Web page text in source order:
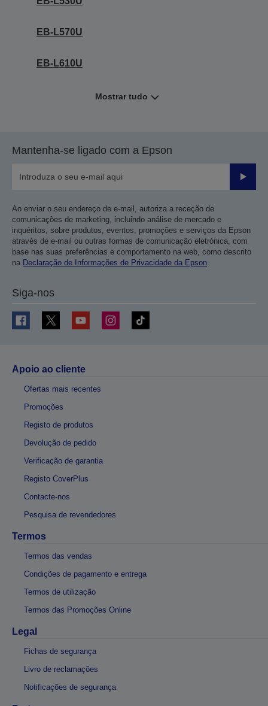
EB-L570U
EB-L610U
Mostrar tudo
Mantenha-se ligado com a Epson
Enviar
Ao enviar o seu endereço de e-mail, autoriza a receção de
comunicações de marketing, incluindo análise de mercado e
inquéritos, sobre produtos, eventos, promoções e serviços da Epson
através de e-mail ou outras formas de comunicação eletrónica, com
base nas suas preferências e comportamento na web, como descrito
na Declaração de Informações de Privacidade da Epson.
Siga-nos
Apoio ao cliente
Ofertas mais recentes
Promoções
Registo de produtos
Devolução de pedido
Verificação de garantia
Registo CoverPlus
Contacte-nos
Pesquisa de revendedores
Termos
Termos das vendas
Condições de pagamento e entrega
Termos de utilização
Termos das Promoções Online
Legal
Fichas de segurança
Livro de reclamações
Notificações de segurança